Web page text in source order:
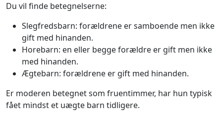
Du vil finde betegnelserne:
Slegfredsbarn: forældrene er samboende men ikke
gift med hinanden.
Horebarn: en eller begge forældre er gift men ikke
med hinanden.
Ægtebarn: forældrene er gift med hinanden.
Er moderen betegnet som fruentimmer, har hun typisk
fået mindst et uægte barn tidligere.